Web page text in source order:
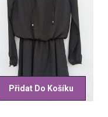
Přidat Do Košíku